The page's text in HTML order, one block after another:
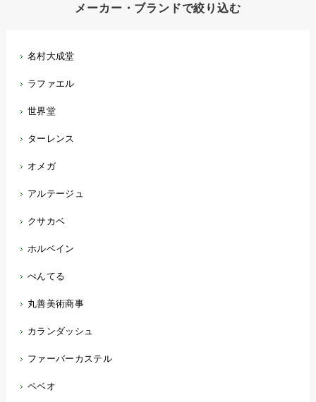
メーカー・ブランドで絞り込む
名村大成堂
ラファエル
世界堂
ターレンス
オメガ
アルテージュ
クサカベ
ホルベイン
ぺんてる
丸善美術商事
カランダッシュ
ファーバーカステル
ペベオ